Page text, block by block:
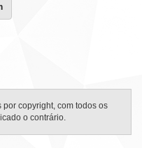
copyright, com todos os
o contrário.